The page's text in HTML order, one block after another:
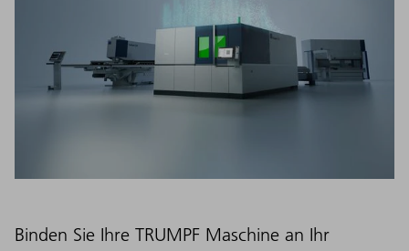
Binden Sie Ihre TRUMPF Maschine an Ihr